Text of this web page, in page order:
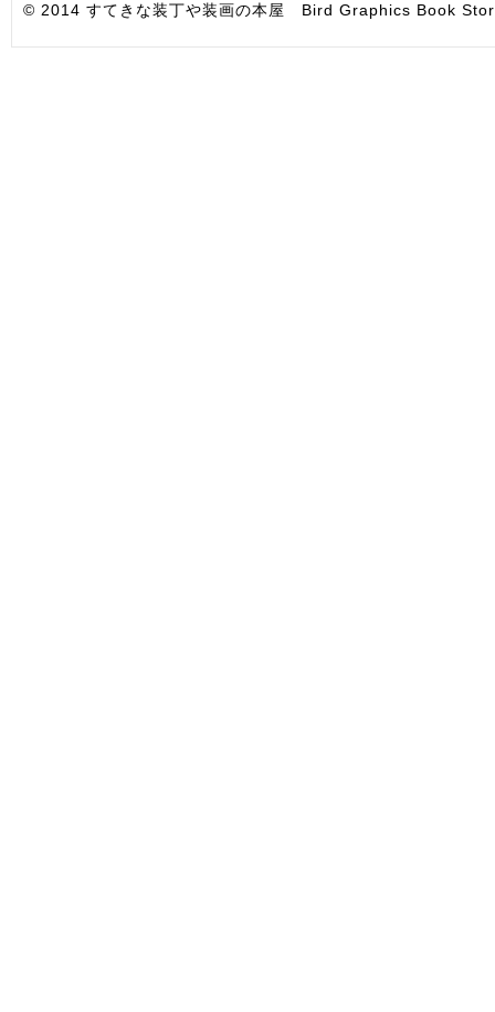
© 2014 すてきな装丁や装画の本屋 Bird Graphics Book